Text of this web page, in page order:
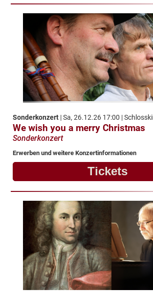
Sonderkonzert | Sa, 26.12.26 17:00 |
We wish you a merry Christmas
Sonderkonzert
Erwerben und weitere Konzertinformationen
Tickets